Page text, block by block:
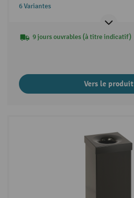
6 Variantes
9 jours ouvrables (à titre indicatif)
Vers le produit